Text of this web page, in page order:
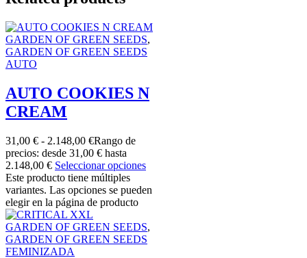
GARDEN OF GREEN SEEDS,
GARDEN OF GREEN SEEDS
AUTO
AUTO COOKIES N
CREAM
31,00 € - 2.148,00 €Rango de
precios: desde 31,00 € hasta
2.148,00 € Seleccionar opciones
Este producto tiene múltiples
variantes. Las opciones se pueden
elegir en la página de producto
GARDEN OF GREEN SEEDS,
GARDEN OF GREEN SEEDS
FEMINIZADA